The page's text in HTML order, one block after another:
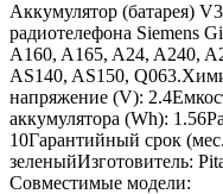
Аккумулятор (батарея)
радиотелефона Siemens
A160, A165, A24, A240,
AS140, AS150,
напряжение (V):
аккумулятора (Wh):
10Гарантийный срок
зеленыйИзготовитель:
Совместимые модели: